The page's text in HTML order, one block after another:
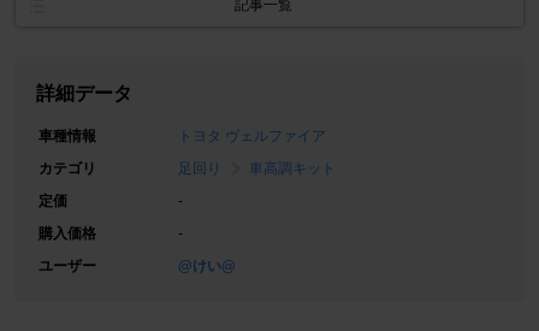
記事一覧
詳細データ
車種情報
トヨタ ヴェルファイア
カテゴリ
足回り
車高調キット
定価
-
購入価格
-
ユーザー
@けい@